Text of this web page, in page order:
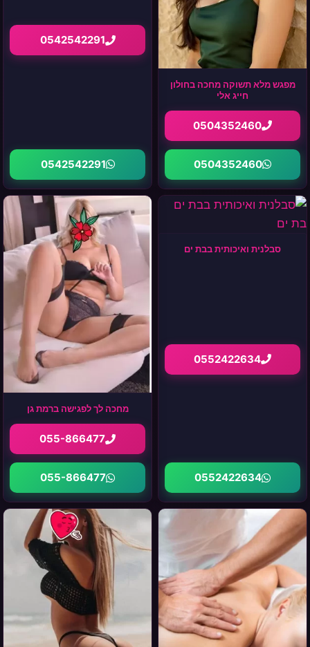
מפגש מלא תשוקה מחכה בחולון
חייג אלי
0504352460
0504352460
0542542291
0542542291
סבלנית ואיכותית בבת ים
0552422634
0552422634
מחכה לך לפגישה ברמת גן
055-866477
055-866477